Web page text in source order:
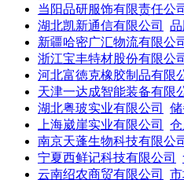
当阳品研服饰有限责任公
湖北凯新通信有限公司
新疆哈密广汇物流有限公
浙江宝丰特材股份有限公
河北富徳克橡胶制品有限
天津一达成智能装备有限
湖北粤玻实业有限公司
上海崴崖实业有限公司
南京天蓬生物科技有限公
宁夏西鲜记科技有限公司
云南绍农商贸有限公司